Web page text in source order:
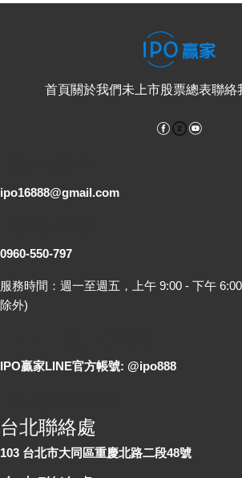
首頁關於我們未上市股票總表聯絡
Facebook
ipo16888@gmail.com
0960-550-797
服務時間：週一至週五，上午 9:00 - 下午
除外)
IPO贏家LINE官方帳號: @ipo888
台北聯絡處
103 台北市大同區重慶北路二段48號